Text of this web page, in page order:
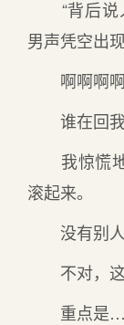
“背后说
男声凭空出现
啊啊啊啊
谁在回我
我惊慌地
滚起来。
没有别人
不对，这
重点是